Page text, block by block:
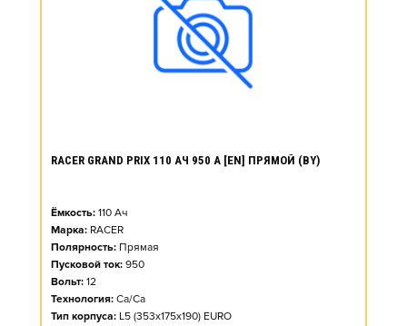
RACER GRAND PRIX 110 АЧ 950 А [EN] ПРЯМОЙ (BY)
Ёмкость: 110 Ач
Марка: RACER
Полярность: Прямая
Пусковой ток: 950
Вольт: 12
Технология: Ca/Ca
Тип корпуса: L5 (353x175x190) EURO